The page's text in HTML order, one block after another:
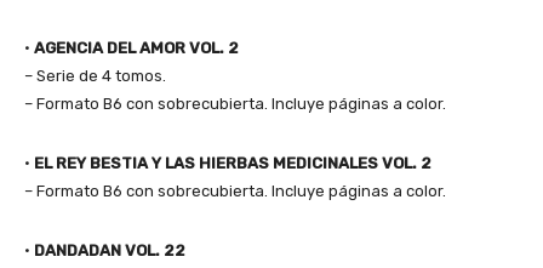
• AGENCIA DEL AMOR VOL. 2
– Serie de 4 tomos.
– Formato B6 con sobrecubierta. Incluye páginas a color.
• EL REY BESTIA Y LAS HIERBAS MEDICINALES VOL. 2
– Formato B6 con sobrecubierta. Incluye páginas a color.
• DANDADAN VOL. 22